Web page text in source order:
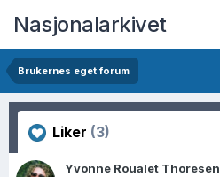
Nasjonalarkivet
Brukernes eget forum
Liker (3)
Yvonne Roualet Thoresen